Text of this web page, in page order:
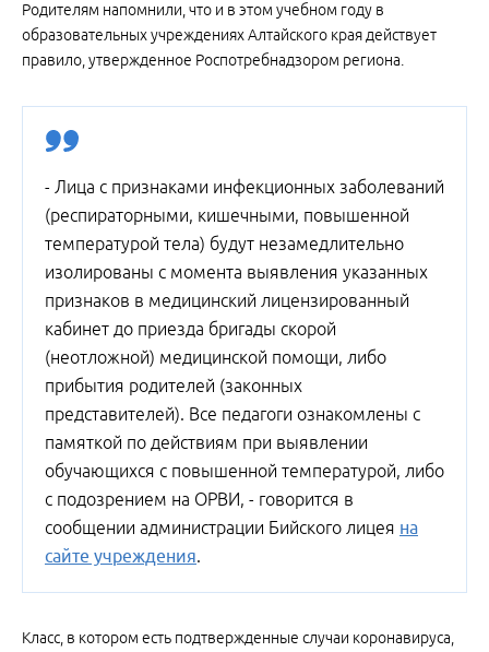
Родителям напомнили, что и в этом учебном году в
образовательных учреждениях Алтайского края действует
правило, утвержденное Роспотребнадзором региона.
- Лица с признаками инфекционных заболеваний
(респираторными, кишечными, повышенной
температурой тела) будут незамедлительно
изолированы с момента выявления указанных
признаков в медицинский лицензированный
кабинет до приезда бригады скорой
(неотложной) медицинской помощи, либо
прибытия родителей (законных
представителей). Все педагоги ознакомлены с
памяткой по действиям при выявлении
обучающихся с повышенной температурой, либо
с подозрением на ОРВИ, - говорится в
сообщении администрации Бийского лицея на
сайте учреждения.
Класс, в котором есть подтвержденные случаи коронавируса,